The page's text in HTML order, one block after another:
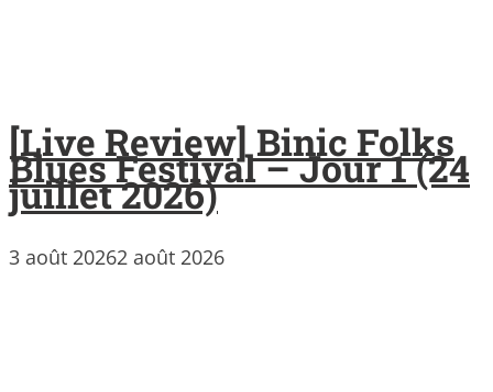
[Live Review] Binic Folks
Blues Festival – Jour 1 (24
juillet 2026)
3 août 20262 août 2026